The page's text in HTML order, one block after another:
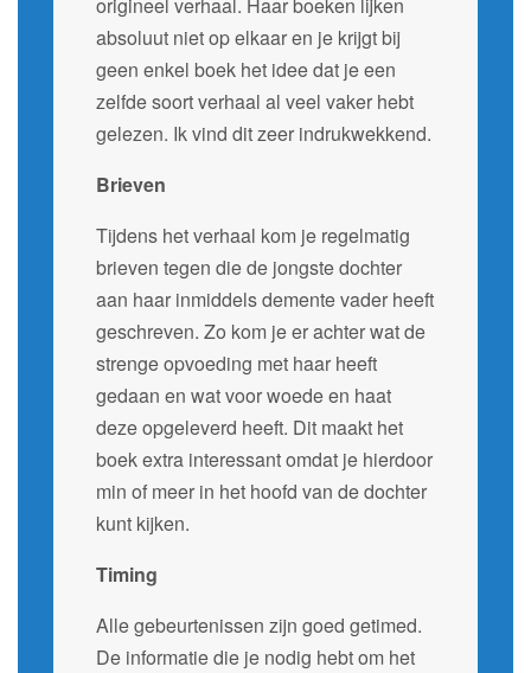
absoluut niet op elkaar en je krijgt bij
geen enkel boek het idee dat je een
zelfde soort verhaal al veel vaker hebt
gelezen. Ik vind dit zeer indrukwekkend.
Brieven
Tijdens het verhaal kom je regelmatig
brieven tegen die de jongste dochter
aan haar inmiddels demente vader heeft
geschreven. Zo kom je er achter wat de
strenge opvoeding met haar heeft
gedaan en wat voor woede en haat
deze opgeleverd heeft. Dit maakt het
boek extra interessant omdat je hierdoor
min of meer in het hoofd van de dochter
kunt kijken.
Timing
Alle gebeurtenissen zijn goed getimed.
De informatie die je nodig hebt om het